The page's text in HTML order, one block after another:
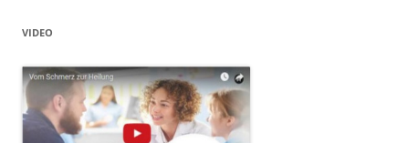
VIDEO